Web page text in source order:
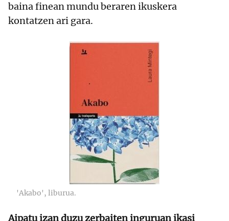
baina finean mundu beraren ikuskera
kontatzen ari gara.
'Akabo', liburua.
Aipatu izan duzu zerbaiten inguruan ikasi